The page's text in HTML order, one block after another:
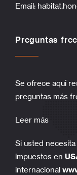
Email:
Preguntas
Se ofrece aquí
preguntas más
Leer más
Si usted
impuestos en
internacional